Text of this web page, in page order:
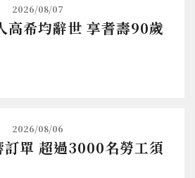
2026/08/07
高希均辭世 享耆壽90歲
2026/08/06
單 超過3000名勞工須